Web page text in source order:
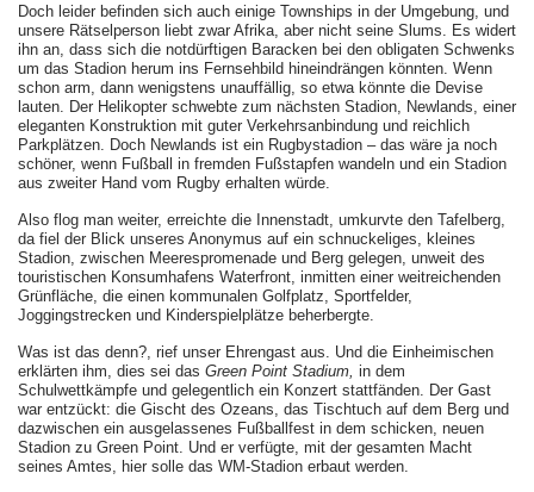
Doch leider befinden sich auch einige Townships in der Umgebung, und
unsere Rätselperson liebt zwar Afrika, aber nicht seine Slums. Es widert
ihn an, dass sich die notdürftigen Baracken bei den obligaten Schwenks
um das Stadion herum ins Fernsehbild hineindrängen könnten. Wenn
schon arm, dann wenigstens unauffällig, so etwa könnte die Devise
lauten. Der Helikopter schwebte zum nächsten Stadion, Newlands, einer
eleganten Konstruktion mit guter Verkehrsanbindung und reichlich
Parkplätzen. Doch Newlands ist ein Rugbystadion – das wäre ja noch
schöner, wenn Fußball in fremden Fußstapfen wandeln und ein Stadion
aus zweiter Hand vom Rugby erhalten würde.
Also flog man weiter, erreichte die Innenstadt, umkurvte den Tafelberg,
da fiel der Blick unseres Anonymus auf ein schnuckeliges, kleines
Stadion, zwischen Meerespromenade und Berg gelegen, unweit des
touristischen Konsumhafens Waterfront, inmitten einer weitreichenden
Grünfläche, die einen kommunalen Golfplatz, Sportfelder,
Joggingstrecken und Kinderspielplätze beherbergte.
Was ist das denn?, rief unser Ehrengast aus. Und die Einheimischen
erklärten ihm, dies sei das Green Point Stadium, in dem
Schulwettkämpfe und gelegentlich ein Konzert stattfänden. Der Gast
war entzückt: die Gischt des Ozeans, das Tischtuch auf dem Berg und
dazwischen ein ausgelassenes Fußballfest in dem schicken, neuen
Stadion zu Green Point. Und er verfügte, mit der gesamten Macht
seines Amtes, hier solle das WM-Stadion erbaut werden.